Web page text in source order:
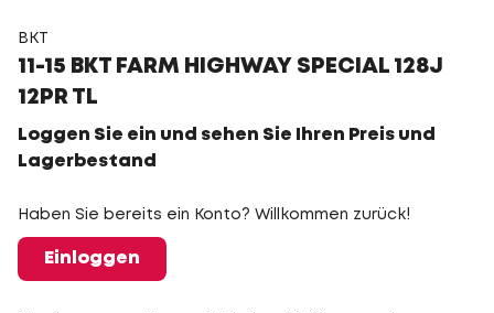
BKT
11-15 BKT FARM HIGHWAY SPECIAL 128J
12PR TL
Loggen Sie ein und sehen Sie Ihren Preis und
Lagerbestand
Haben Sie bereits ein Konto? Willkommen zurück!
Einloggen